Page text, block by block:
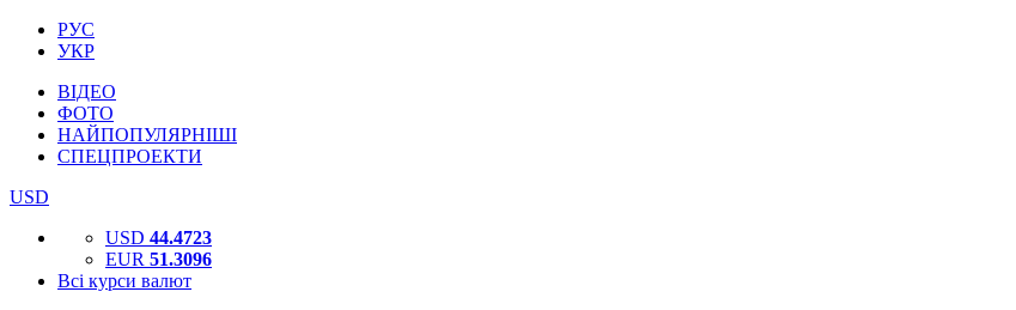
РУС
УКР
ВІДЕО
ФОТО
НАЙПОПУЛЯРНІШІ
СПЕЦПРОЕКТИ
USD
USD 44.4723
EUR 51.3096
Всі курси валют